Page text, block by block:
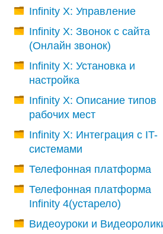
Infinity X: Управление
Infinity X: Звонок с сайта
(Онлайн звонок)
Infinity X: Установка и
настройка
Infinity X: Описание типов
рабочих мест
Infinity X: Интеграция с IT-
системами
Телефонная платформа
Телефонная платформа
Infinity 4(устарело)
Видеоуроки и